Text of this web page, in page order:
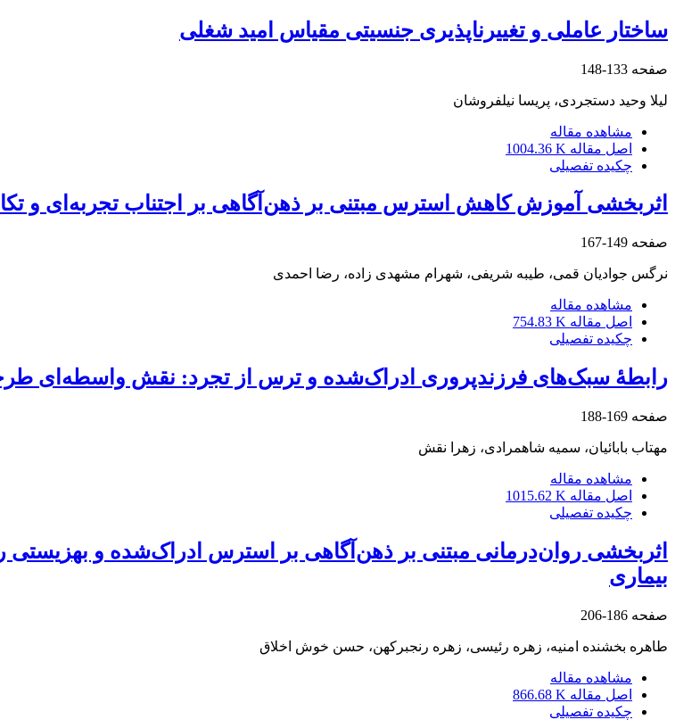
ساختار عاملی و تغییرناپذیری جنسیتی مقیاس امید شغلی
صفحه 133-148
لیلا وحید دستجردی، پریسا نیلفروشان
مشاهده مقاله
اصل مقاله 1004.36 K
چکیده تفصیلی
اثربخشی آموزش کاهش استرس مبتنی بر ذهن‌آگاهی بر اجتناب تجربه‌ای و
صفحه 149-167
نرگس جوادیان قمی، طیبه شریفی، شهرام مشهدی زاده، رضا احمدی
مشاهده مقاله
اصل مقاله 754.83 K
چکیده تفصیلی
رابطۀ سبک‌های فرزندپروری ادراک‌شده و ترس از تجرد: نقش واسطه‌ای
صفحه 169-188
مهتاب بابائیان، سمیه شاهمرادی، زهرا نقش
مشاهده مقاله
اصل مقاله 1015.62 K
چکیده تفصیلی
اثربخشی روان‌درمانی مبتنی بر ذهن‌آگاهی بر استرس ادراک‌شده و بهزیستی
بیماری
صفحه 186-206
طاهره بخشنده امنیه، زهره رئیسی، زهره رنجبرکهن، حسن خوش اخلاق
مشاهده مقاله
اصل مقاله 866.68 K
چکیده تفصیلی